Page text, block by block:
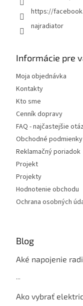
https://
najradiator
Informácie pre
Moja objednávka
Kontakty
Kto sme
Cenník dopravy
FAQ - najčastejšie
Obchodné podmienky
Reklamačný poriadok
Projekt
Projekty
Hodnotenie obchodu
Ochrana osobných
Blog
Aké napojenie
...
Ako vybrať